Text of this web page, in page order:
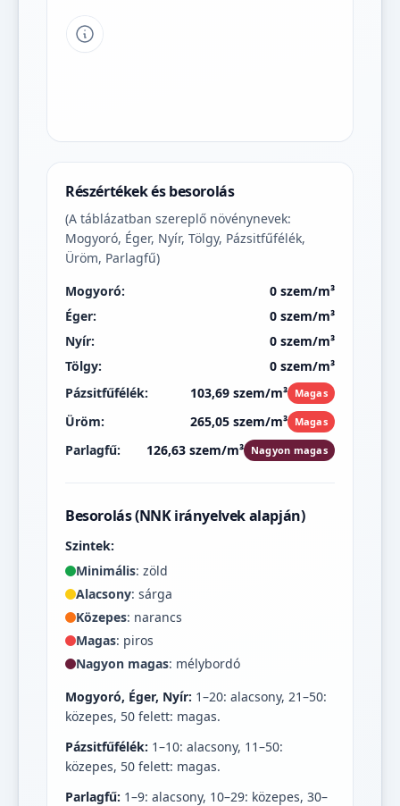
Tipp a grafikon jelmagyarázatához
Részértékek és besorolás
(A táblázatban szereplő növénynevek:
Mogyoró, Éger, Nyír, Tölgy, Pázsitfűfélék,
Üröm, Parlagfű)
Mogyoró:
0 szem/m³
Éger:
0 szem/m³
Nyír:
0 szem/m³
Tölgy:
0 szem/m³
Pázsitfűfélék:
103,69 szem/m³ Magas
Üröm: 265,05 szem/m³ Magas
Parlagfű: 126,63 szem/m³ Nagyon magas
Besorolás (NNK irányelvek alapján)
Szintek:
Minimális: zöld
Alacsony: sárga
Közepes: narancs
Magas: piros
Nagyon magas: mélybordó
Mogyoró, Éger, Nyír: 1–20: alacsony, 21–50:
közepes, 50 felett: magas.
Pázsitfűfélék: 1–10: alacsony, 11–50:
közepes, 50 felett: magas.
Parlagfű: 1–9: alacsony, 10–29: közepes, 30–